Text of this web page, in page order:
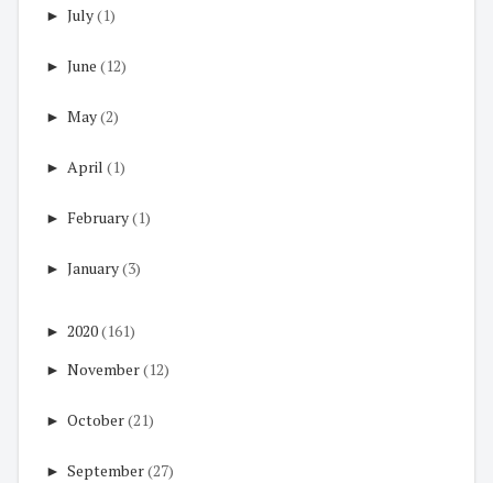
► July(1)
► June (12)
► May(2)
► April (1)
► February(1)
► January(3)
► 2020(161)
► November(12)
► October(21)
► September(27)